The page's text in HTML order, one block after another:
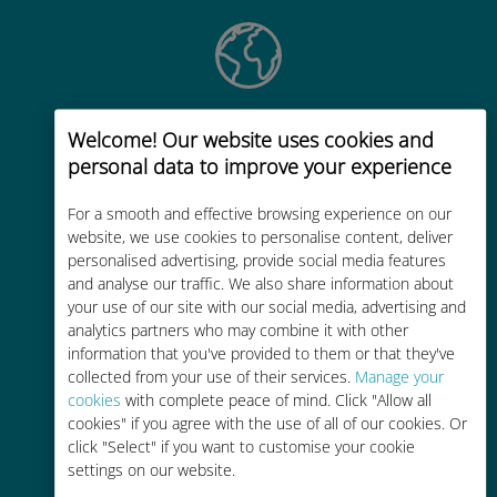
Welcome! Our website uses cookies and
personal data to improve your experience
For a smooth and effective browsing experience on our
website, we use cookies to personalise content, deliver
personalised advertising, provide social media features
and analyse our traffic. We also share information about
your use of our site with our social media, advertising and
analytics partners who may combine it with other
information that you've provided to them or that they've
collected from your use of their services. Manage your
cookies with complete peace of mind. Click "Allow all
cookies" if you agree with the use of all of our cookies. Or
click "Select" if you want to customise your cookie
settings on our website.
Wereldwijd
Wereldwijde cellulaire
meer dan 200 bestemmingen
Kosteneffectief
Tot 90% goedkoper dan
roamingkosten bij je huidige
provider